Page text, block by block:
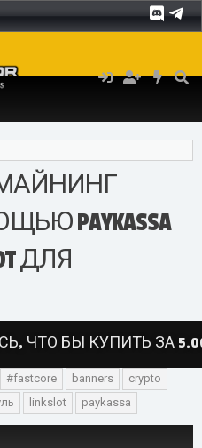
МАЙНИНГ
PAYKASSA
ДЛЯ
ЧТО БЫ КУПИТЬ ЗА 5.00
Т
е
г
#fastcore banners
crypto
linkslot paykassa